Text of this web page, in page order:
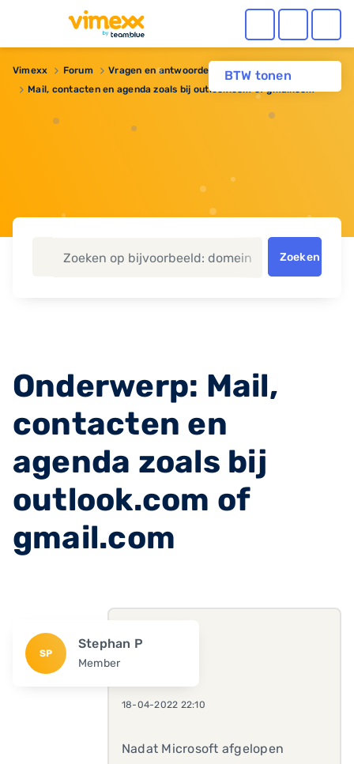
BTW tonen
Vimexx Forum
Vragen en antwoorden
Mail, contacten en agenda zoals bij outlook.com of gmail.com
Zoeken
Onderwerp: Mail,
contacten en
agenda zoals bij
outlook.com of
gmail.com
SP
Stephan P
Member
18-04-2022 22:10
Nadat Microsoft afgelopen